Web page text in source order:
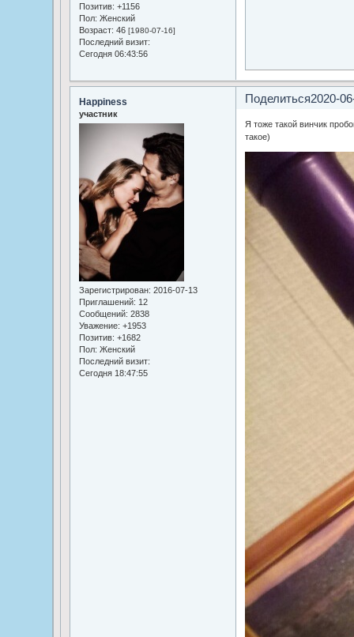
Позитив: +1156
Пол: Женский
Возраст: 46 [1980-07-16]
Последний визит:
Сегодня 06:43:56
Поделиться2020-
Happiness
участник
Зарегистрирован: 2016-07-13
Приглашений: 12
Сообщений: 2838
Уважение: +1953
Позитив: +1682
Пол: Женский
Последний визит:
Сегодня 18:47:55
Я тоже такой винчик
такое)